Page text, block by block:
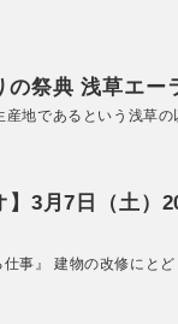
の祭典 浅草エ
地であるという浅草
】3月7日（土）
仕事』 建物の改修にと